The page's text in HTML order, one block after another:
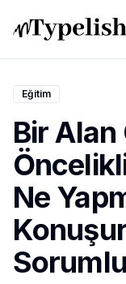
Dünya
Film ve Dizi
Kültür ve Sanat
Sağlık
Siyaset ve Tarih
Eğitim
Bir Alan
Ne